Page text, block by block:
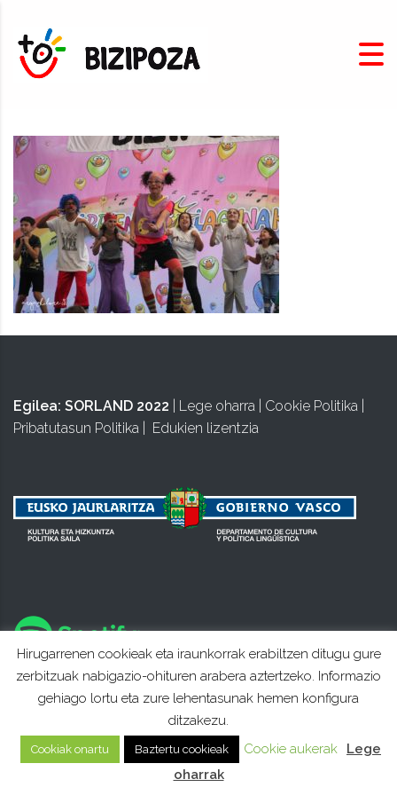
Egilea: SORLAND 2022 Lege oharra Cookie Politika
Pribatutasun Politika
Edukien lizentzia
Hirugarrenen cookieak eta iraunkorrak erabiltzen ditugu gure
zerbitzuak nabigazio-ohituren arabera aztertzeko. Informazio
gehiago lortu eta zure lehentasunak hemen konfigura
ditzakezu.
Cookiak onartu Baztertu cookieak Cookie aukerak
Lege
oharrak